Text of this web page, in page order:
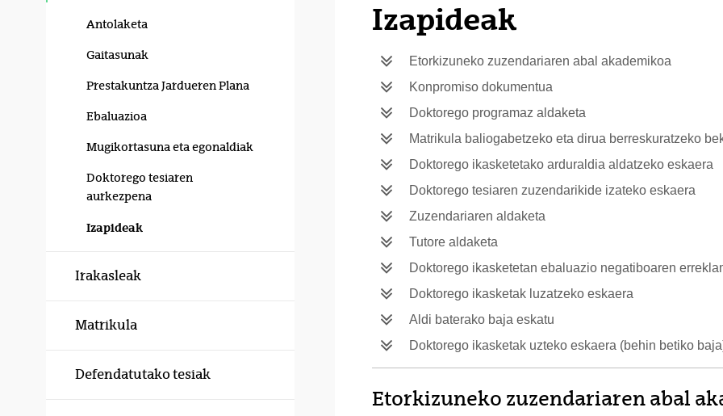
Antolaketa
Gaitasunak
Prestakuntza Jardueren Plana
Ebaluazioa
Mugikortasuna eta egonaldiak
Doktorego tesiaren
aurkezpena
Izapideak
Irakasleak
Matrikula
Defendatutako tesiak
Izapideak
Etorkizuneko zuzendariaren abal akademikoa
Konpromiso dokumentua
Doktorego programaz aldaketa
Matrikula baliogabetzeko eta dirua berreskuratzeko
Doktorego ikasketetako arduraldia aldatzeko eskaera
Doktorego tesiaren zuzendarikide izateko eskaera
Zuzendariaren aldaketa
Tutore aldaketa
Doktorego ikasketetan ebaluazio negatiboaren
Doktorego ikasketak luzatzeko eskaera
Aldi baterako baja eskatu
Doktorego ikasketak uzteko eskaera (behin betiko
Etorkizuneko zuzendariaren abal